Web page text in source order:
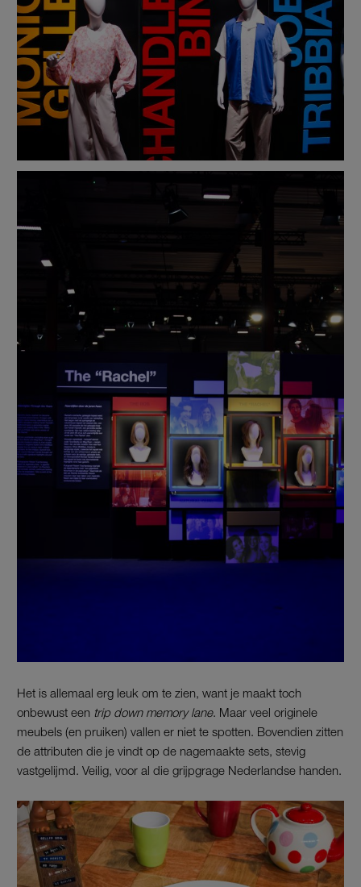
Het is allemaal erg leuk om te zien, want je maakt toch
onbewust een trip down memory lane. Maar veel originele
meubels (en pruiken) vallen er niet te spotten. Bovendien zitten
de attributen die je vindt op de nagemaakte sets, stevig
vastgelijmd. Veilig, voor al die grijpgrage Nederlandse handen.